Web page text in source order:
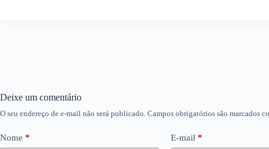
Deixe um comentário
O seu endereço de e-mail não será publicado. Campos obrigatórios são marcados
Nome * E-mail *